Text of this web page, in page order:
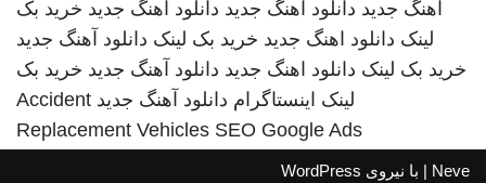
اهنگ جدید دانلود اهنگ جدید دانلود اهنگ جدید خرید بک
لینک دانلود اهنگ جدید خرید بک لینک دانلود آهنگ جدید
خرید بک لینک دانلود اهنگ جدید دانلود آهنگ جدید خرید بک
لینک اینستاگرام دانلود آهنگ جدید Accident
Replacement Vehicles SEO Google Ads
Neve | با نیروی WordPress